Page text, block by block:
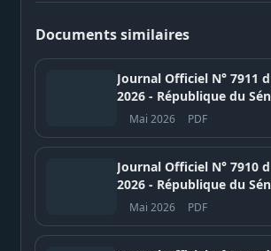
Documents similaires
Journal Officiel N° 7911
2026 - République du
Mai 2026 PDF
Journal Officiel N° 7910
2026 - République du
Mai 2026 PDF